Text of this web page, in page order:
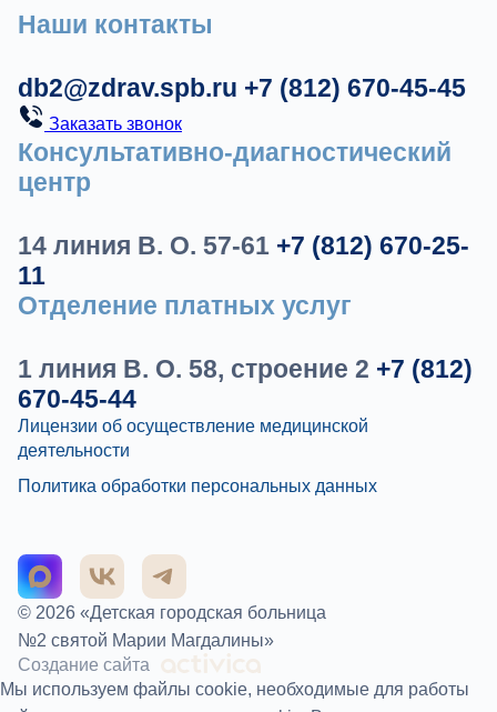
Наши контакты
db2@zdrav.spb.ru +7 (812) 670-45-45
Заказать звонок
Консультативно-диагностический
центр
14 линия В. О. 57-61 +7 (812) 670-25-
11
Отделение платных услуг
1 линия В. О. 58, строение 2 +7 (812)
670-45-44
Лицензии об осуществление медицинской
деятельности
Политика обработки персональных данных
© 2026 «Детская городская больница
№2 святой Марии Магдалины»
Создание сайта
Мы используем файлы cookie, необходимые для работы